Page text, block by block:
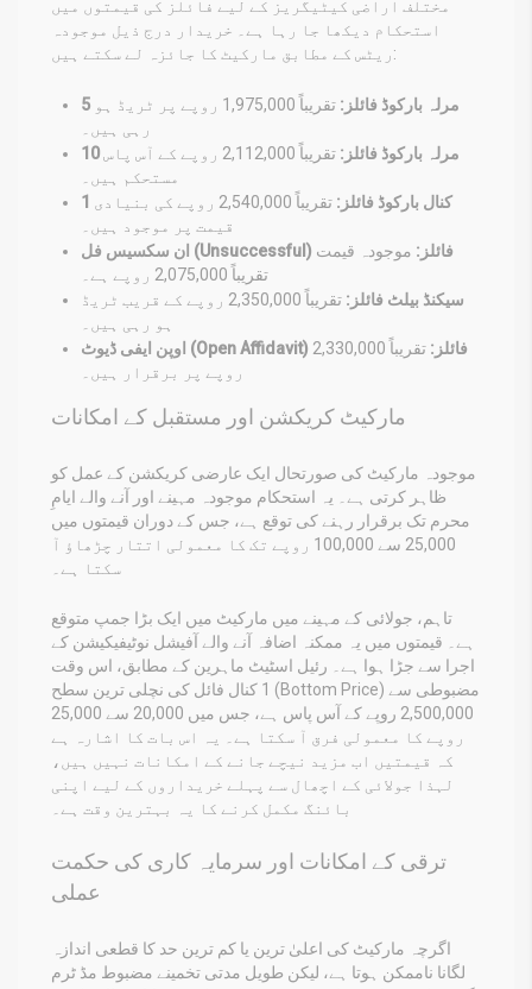
مختلف اراضی کیٹیگریز کے لیے فائلز کی قیمتوں میں
استحکام دیکھا جا رہا ہے۔ خریدار درج ذیل موجودہ
ریٹس کے مطابق مارکیٹ کا جائزہ لے سکتے ہیں:
5 مرلہ بارکوڈ فائلز:
تقریباً 1,975,000 روپے پر ٹریڈ ہو
رہی ہیں۔
10 مرلہ بارکوڈ فائلز:
تقریباً 2,112,000 روپے کے آس پاس
مستحکم ہیں۔
1 کنال بارکوڈ فائلز:
تقریباً 2,540,000 روپے کی بنیادی
قیمت پر موجود ہیں۔
ان سکسیس فل (Unsuccessful) فائلز: موجودہ قیمت
تقریباً 2,075,000 روپے ہے۔
سیکنڈ بیلٹ فائلز:
تقریباً 2,350,000 روپے کے قریب ٹریڈ
ہو رہی ہیں۔
اوپن ایفی ڈیوٹ (Open Affidavit) فائلز:
تقریباً 2,330,000
روپے پر برقرار ہیں۔
مارکیٹ کریکشن اور مستقبل کے امکانات
موجودہ مارکیٹ کی صورتحال ایک عارضی کریکشن کے عمل کو
ظاہر کرتی ہے۔ یہ استحکام موجودہ مہینے اور آنے والے ایامِ
محرم تک برقرار رہنے کی توقع ہے، جس کے دوران قیمتوں میں
25,000 سے 100,000 روپے تک کا معمولی اتتار چڑھاؤ آ
سکتا ہے۔
تاہم، جولائی کے مہینے میں مارکیٹ میں ایک بڑا جمپ متوقع
ہے۔ قیمتوں میں یہ ممکنہ اضافہ آنے والے آفیشل نوٹیفیکیشن کے
اجرا سے جڑا ہوا ہے۔ رئیل اسٹیٹ ماہرین کے مطابق، اس وقت
1 کنال فائل کی نچلی ترین سطح (Bottom Price) مضبوطی سے
2,500,000 روپے کے آس پاس ہے، جس میں 20,000 سے 25,000
روپے کا معمولی فرق آ سکتا ہے۔ یہ اس بات کا اشارہ ہے
کہ قیمتیں اب مزید نیچے جانے کے امکانات نہیں ہیں،
لہذا جولائی کے اچھال سے پہلے خریداروں کے لیے اپنی
بائنگ مکمل کرنے کا یہ بہترین وقت ہے۔
ترقی کے امکانات اور سرمایہ کاری کی حکمت
عملی
اگرچہ مارکیٹ کی اعلیٰ ترین یا کم ترین حد کا قطعی اندازہ
لگانا ناممکن ہوتا ہے، لیکن طویل مدتی تخمینے مضبوط مڈ ٹرم